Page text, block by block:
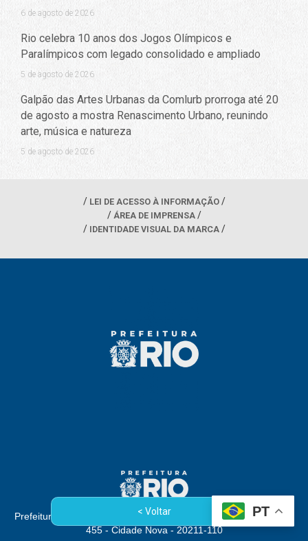
6 de agosto de 2026
Rio celebra 10 anos dos Jogos Olímpicos e
Paralímpicos com legado consolidado e ampliado
5 de agosto de 2026
Galpão das Artes Urbanas da Comlurb prorroga até 20
de agosto a mostra Renascimento Urbano, reunindo
arte, música e natureza
5 de agosto de 2026
< Voltar
LEI DE ACESSO À INFORMAÇÃO
ÁREA DE IMPRENSA
IDENTIDADE VISUAL DA MARCA
Prefeitura da Cidade do Rio de Janeiro - Rua Afonso Cavalcanti,
455 - Cidade Nova - 20211-110
PT